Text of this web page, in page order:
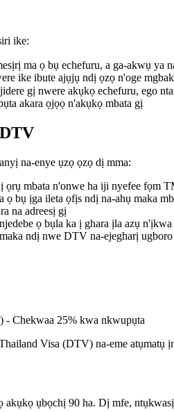
ike:
ma ọ bụ echefuru, a ga-akwụ ya
ike ibute ajụjụ ndị ọzọ n'oge
gị nwere akụkọ echefuru, ego
akara ọjọọ n'akụkọ mbata gị
na-enye ụzọ ọzọ dị mma:
ọrụ mbata n'onwe ha iji nyefee fọm
ọ bụ ịga ileta ọfịs ndị na-ahụ maka
na adreesị gị
ọ bụla ka ị ghara ịla azụ
ndị nwe DTV na-ejegharị
- Chekwaa 25% kwa nkwupụta
Visa (DTV) na-eme atụmatụ
ụbọchị 90 ha. Dị mfe,